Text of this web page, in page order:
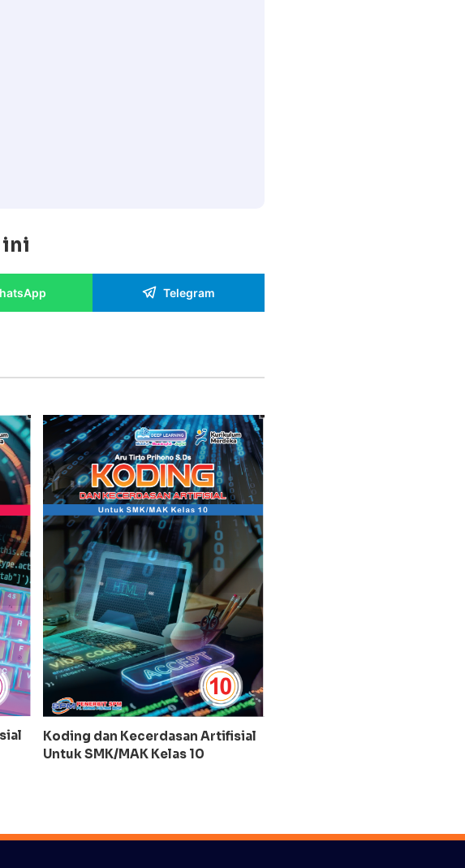
ini
Telegram
Koding dan Kecerdasan Artifisial
Untuk SMK/MAK Kelas 10